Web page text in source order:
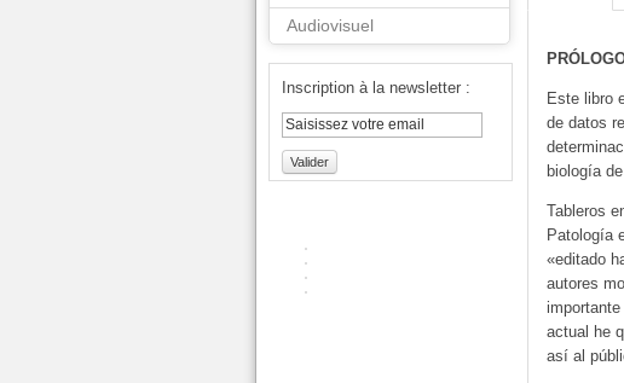
Este libro
de datos
biología
Tableros
Patología
«editado
autores
actual he
así al
Audiovisuel
Inscription à la newsletter :
Valider